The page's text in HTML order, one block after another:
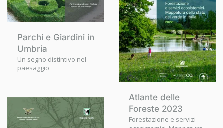
Parchi e Giardini in
Umbria
Un segno distintivo nel
paesaggio
Atlante delle
Foreste 2023
Forestazione e servizi